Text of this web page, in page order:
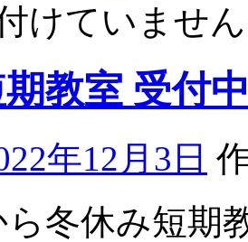
けていません
教室 受付
年12月3日
ら冬休み短期